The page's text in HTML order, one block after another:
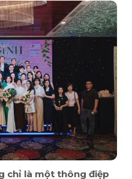
chỉ là một thông điệp